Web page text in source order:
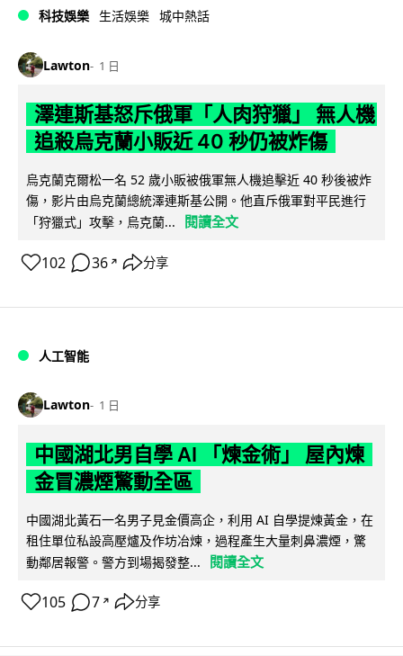
科技娛樂 生活娛樂 城中熱話
Lawton 1 日
澤連斯基怒斥俄軍「人肉狩獵」 無人機
追殺烏克蘭小販近 40 秒仍被炸傷
烏克蘭克爾松一名 52 歲小販被俄軍無人機追擊近 40 秒後被炸
傷，影片由烏克蘭總統澤連斯基公開。他直斥俄軍對平民進行
「狩獵式」攻擊，烏克蘭...
閱讀全文
102 36 ↗ 分享
人工智能
Lawton 1 日
中國湖北男自學 AI 「煉金術」 屋內煉
金冒濃煙驚動全區
中國湖北黃石一名男子見金價高企，利用 AI 自學提煉黃金，在
租住單位私設高壓爐及作坊冶煉，過程產生大量刺鼻濃煙，驚
動鄰居報警。警方到場揭發整...
閱讀全文
105 7 ↗ 分享